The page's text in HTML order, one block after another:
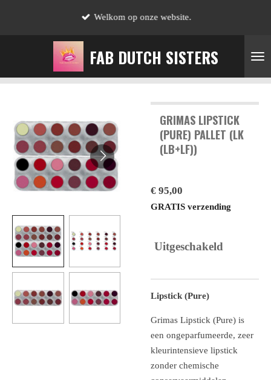
hoofdinhoud
FAB DUTCH SISTERS
Welkom op onze website.
GRIMAS LIPSTICK
(PURE) PALLET (LK
(LB+LF))
€ 95,00
GRATIS verzending
Uitgeschakeld
Lipstick (Pure)
Grimas Lipstick (Pure) is
een ongeparfumeerde, zeer
kleurintensieve lipstick
zonder chemische